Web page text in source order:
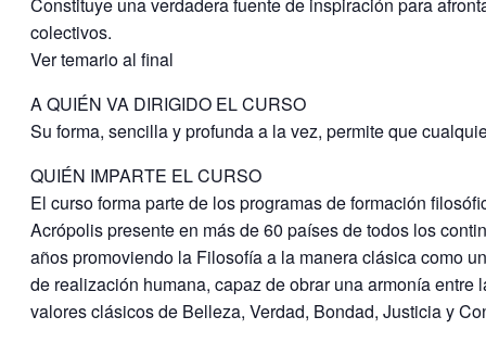
Constituye una verdadera fuente de inspiración para
colectivos.
Ver temario al final
A QUIÉN VA DIRIGIDO EL CURSO
Su forma, sencilla y profunda a la vez, permite que
QUIÉN IMPARTE EL CURSO
El curso forma parte de los programas de formación
Acrópolis presente en más de 60 países de todos los
años promoviendo la Filosofía a la manera clásica como
de realización humana, capaz de obrar una armonía
valores clásicos de Belleza, Verdad, Bondad, Justicia y